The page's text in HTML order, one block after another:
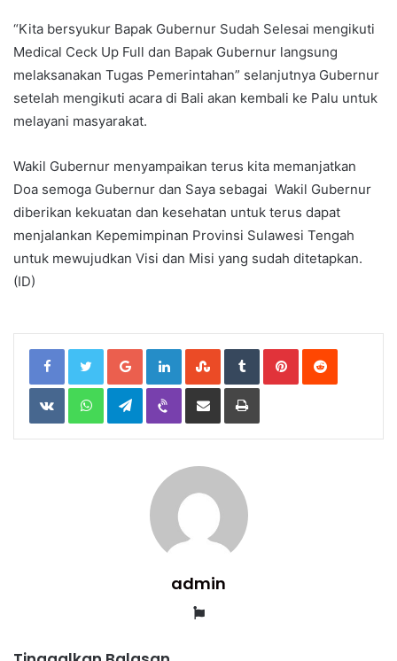
“Kita bersyukur Bapak Gubernur Sudah Selesai mengikuti
Medical Ceck Up Full dan Bapak Gubernur langsung
melaksanakan Tugas Pemerintahan” selanjutnya Gubernur
setelah mengikuti acara di Bali akan kembali ke Palu untuk
melayani masyarakat.
Wakil Gubernur menyampaikan terus kita memanjatkan
Doa semoga Gubernur dan Saya sebagai Wakil Gubernur
diberikan kekuatan dan kesehatan untuk terus dapat
menjalankan Kepemimpinan Provinsi Sulawesi Tengah
untuk mewujudkan Visi dan Misi yang sudah ditetapkan.
(ID)
Google+LinkedInStumbleUpon
TumblrPinterestReddit
VKontakteWhatsAppTelegramViber Share
Email
Print
admin
Website